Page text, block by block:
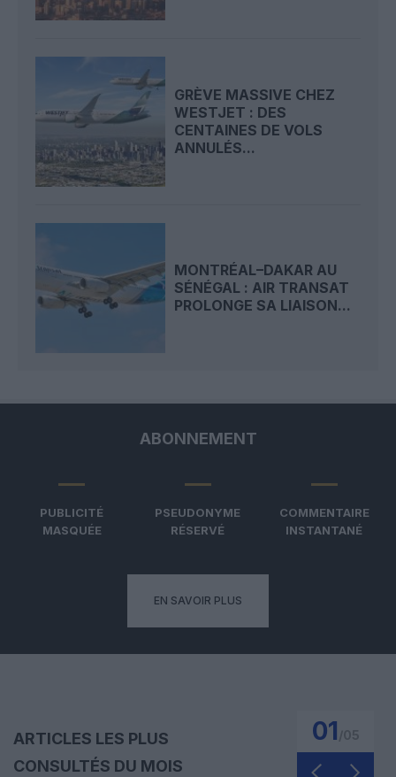
GRÈVE MASSIVE CHEZ
WESTJET : DES
CENTAINES DE VOLS
ANNULÉS...
MONTRÉAL–DAKAR AU
SÉNÉGAL : AIR TRANSAT
PROLONGE SA LIAISON...
ABONNEMENT
PUBLICITÉ
MASQUÉE
PSEUDONYME
RÉSERVÉ
COMMENTAIRE
INSTANTANÉ
EN SAVOIR PLUS
ARTICLES LES PLUS
CONSULTÉS DU MOIS
01